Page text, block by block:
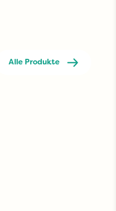
Alle Produkte